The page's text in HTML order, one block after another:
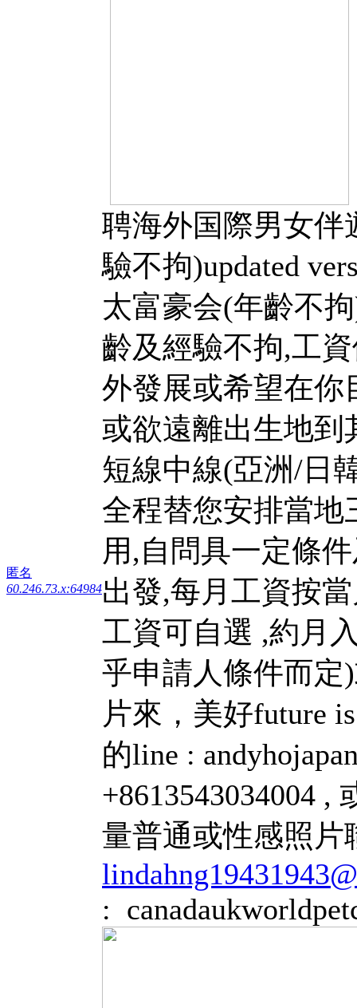
匿名
60.246.73.x:64984
聘海外国際男女伴
驗不拘)updated
太富豪会(年齡不
齡及經驗不拘,工
外發展或希望在你
或欲遠離出生地到
短線中線(亞洲/日
全程替您安排當地
用,自問具一定條
出發,每月工資按
工資可自選 ,約月
乎申請人條件而定
片來，美好future
的line :
+8613543034004
量普通或性感照片
: